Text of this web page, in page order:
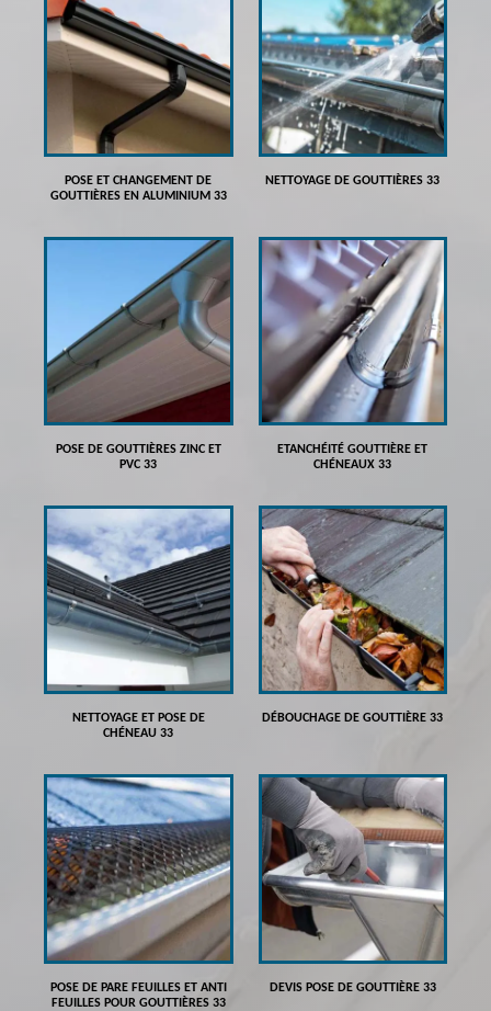
POSE ET CHANGEMENT DE
GOUTTIÈRES EN ALUMINIUM 33
NETTOYAGE DE GOUTTIÈRES 33
POSE DE GOUTTIÈRES ZINC ET
PVC 33
ETANCHÉITÉ GOUTTIÈRE ET
CHÉNEAUX 33
NETTOYAGE ET POSE DE
CHÉNEAU 33
DÉBOUCHAGE DE GOUTTIÈRE 33
POSE DE PARE FEUILLES ET ANTI
FEUILLES POUR GOUTTIÈRES 33
DEVIS POSE DE GOUTTIÈRE 33